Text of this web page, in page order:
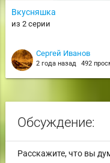
Вкусняшка
из 2 серии
Сергей Иванов
2 года назад 492
Обсуждение:
Расскажите, что вы